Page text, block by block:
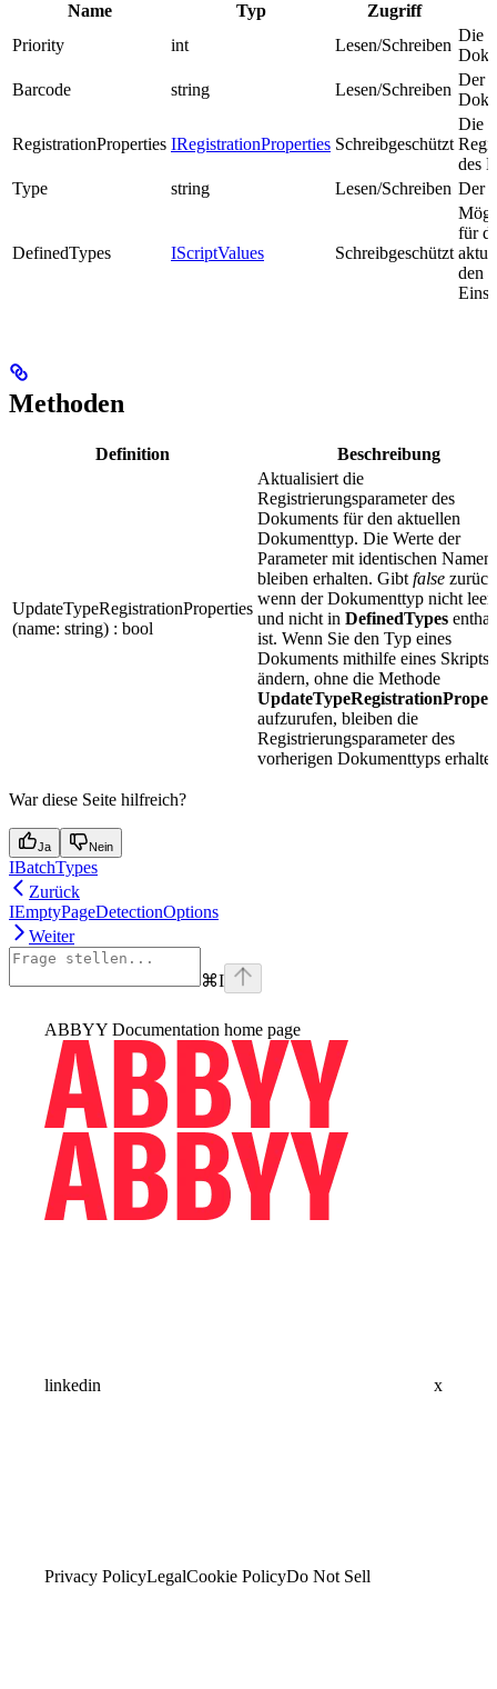
Name Typ
Zugriff
Priority
int Lesen/Schreiben
Die
Barcode
string Lesen/Schreiben
Der
RegistrationProperties IRegistrationProperties Schreibgeschützt
Die
des
Type
string Lesen/Schreiben Der
DefinedTypes IScriptValues Schreibgeschützt
für
den
Methoden
Definition Beschreibung
UpdateTypeRegistrationProperties
(name: string) : bool
Aktualisiert die
Registrierungsparameter des
Dokuments für den aktuellen
Dokumenttyp. Die Werte der
Parameter mit identischen Namen
bleiben erhalten. Gibt false
wenn der Dokumenttyp nicht leer
und nicht in DefinedTypes
ist. Wenn Sie den Typ eines
Dokuments mithilfe eines Skripts
ändern, ohne die Methode
aufzurufen, bleiben die
Registrierungsparameter des
vorherigen Dokumenttyps
War diese Seite hilfreich?
Ja Nein
IBatchTypes
Zurück
IEmptyPageDetectionOptions
Weiter
⌘I
ABBYY Documentation home page
linkedin x
Privacy PolicyLegalCookie PolicyDo Not Sell